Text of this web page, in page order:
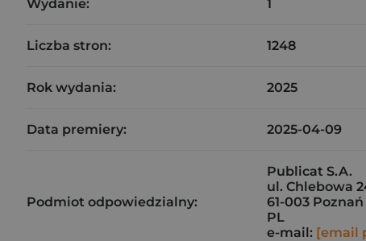
Wydanie: 1
Liczba stron: 1248
Rok wydania: 2025
Data premiery: 2025-04-09
Podmiot odpowiedzialny:
Publicat S.A.
ul. Chlebowa
61-003 Poznań
PL
e-mail: [email